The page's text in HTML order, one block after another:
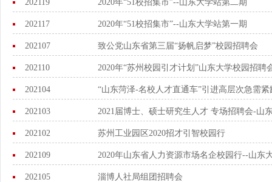
202119 2020年“51校招集市”--山东大学站第二期
202117 2020年“51校招集市”--山东大学站第一期
202107 致公党山东省第三届“扬帆启梦”校园招聘会
202110 2020年“苏州校园引才计划”山东大学校园招聘
202104 “山东菏泽-名校人才直通车”引进高层次急需
202103 2021届博士、硕士研究生人才 专场招聘会-山
202102 苏州工业园区2020招才引智校园行
202109 2020年山东省人力资源市场名企校园行--山东
202105 淄博人社局组团招聘会